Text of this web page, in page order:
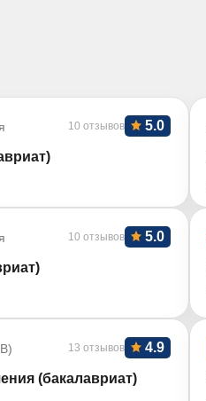
10 отзывов 5.0
10 отзывов 5.0
13 отзывов 4.9
(бакалавриат)